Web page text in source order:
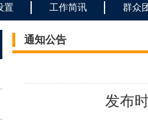
置 工作简讯 群众
通知公告
发布